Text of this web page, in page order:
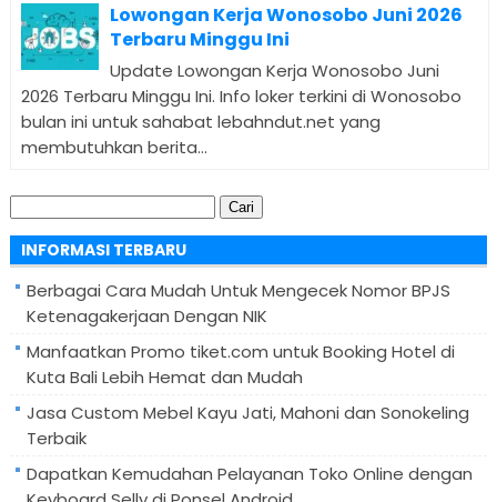
Lowongan Kerja Wonosobo Juni 2026
Terbaru Minggu Ini
Update Lowongan Kerja Wonosobo Juni
2026 Terbaru Minggu Ini. Info loker terkini di Wonosobo
bulan ini untuk sahabat lebahndut.net yang
membutuhkan berita...
untuk:
INFORMASI TERBARU
Berbagai Cara Mudah Untuk Mengecek Nomor BPJS
Ketenagakerjaan Dengan NIK
Manfaatkan Promo tiket.com untuk Booking Hotel di
Kuta Bali Lebih Hemat dan Mudah
Jasa Custom Mebel Kayu Jati, Mahoni dan Sonokeling
Terbaik
Dapatkan Kemudahan Pelayanan Toko Online dengan